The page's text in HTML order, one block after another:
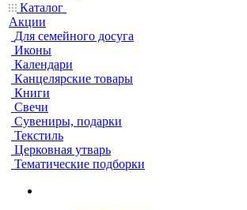
Каталог
Акции
Для семейного досуга
Иконы
Календари
Канцелярские товары
Книги
Свечи
Сувениры, подарки
Текстиль
Церковная утварь
Тематические подборки